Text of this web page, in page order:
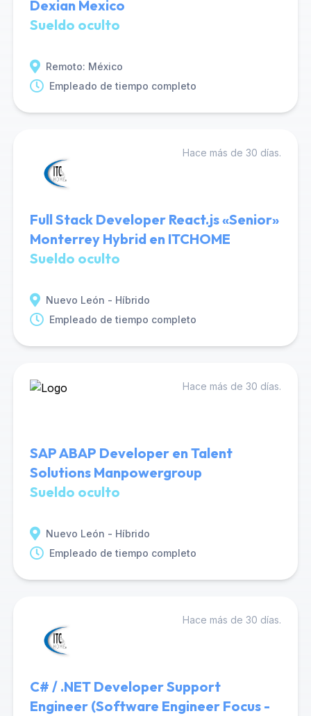
Dexian Mexico
Sueldo oculto
Remoto: México
Empleado de tiempo completo
Hace más de 30 días.
Full Stack Developer React.js «Senior»
Monterrey Hybrid en ITCHOME
Sueldo oculto
Nuevo León - Híbrido
Empleado de tiempo completo
Hace más de 30 días.
SAP ABAP Developer en Talent
Solutions Manpowergroup
Sueldo oculto
Nuevo León - Híbrido
Empleado de tiempo completo
Hace más de 30 días.
C# / .NET Developer Support
Engineer (Software Engineer Focus -